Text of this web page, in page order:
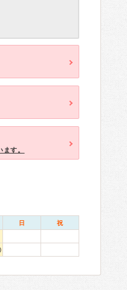
す。
日 祝